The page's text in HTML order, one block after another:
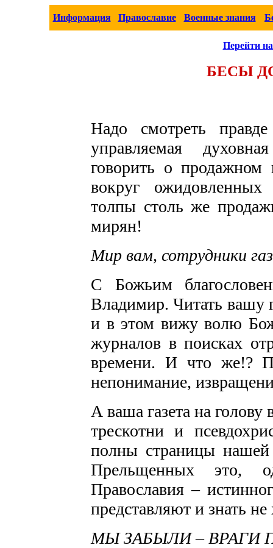
Информация Православие Военные знания
Перейти
БЕСЫ
Надо смотреть
управляемая
говорить о продажном
вокруг ожидовленных
толпы столь же
мирян!
Мир вам, сотрудники
С Божьим
Владимир. Читать вашу
и в этом вижу волю
журналов в поисках
времени. И что же!?
непонимание,
А ваша газета на
трескотни и
полны страницы нашей
Прельщенных это,
Православия –
представляют и знать не
МЫ ЗАБЫЛИ – ВРАГИ